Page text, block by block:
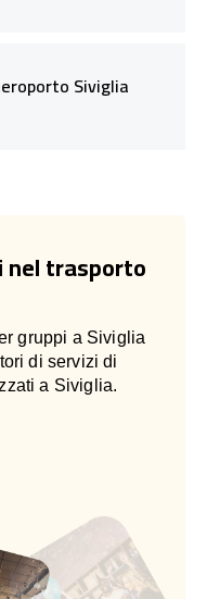
Siviglia
nel trasporto
gruppi a Siviglia
di servizi di
a Siviglia.